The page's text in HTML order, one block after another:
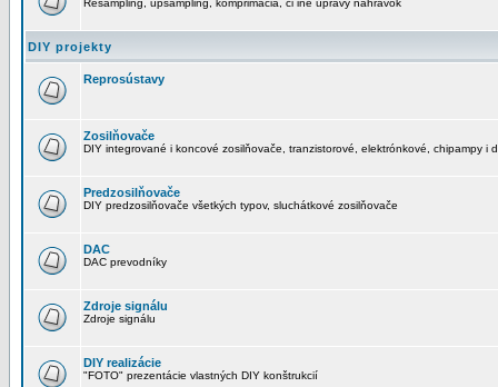
Resampling, upsampling, komprimácia, či iné úpravy nahrávok
DIY projekty
Reprosústavy
Zosilňovače
DIY integrované i koncové zosilňovače, tranzistorové, elektrónkové, chipampy i
Predzosilňovače
DIY predzosilňovače všetkých typov, sluchátkové zosilňovače
DAC
DAC prevodníky
Zdroje signálu
Zdroje signálu
DIY realizácie
"FOTO" prezentácie vlastných DIY konštrukcií